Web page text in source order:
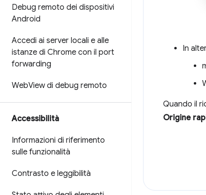
Debug remoto dei dispositivi
Android
Accedi ai server locali e alle
istanze di Chrome con il port
forwarding
WebView di debug remoto
Accessibilità
Informazioni di riferimento
sulle funzionalità
Contrasto e leggibilità
In
Quando il
Origine